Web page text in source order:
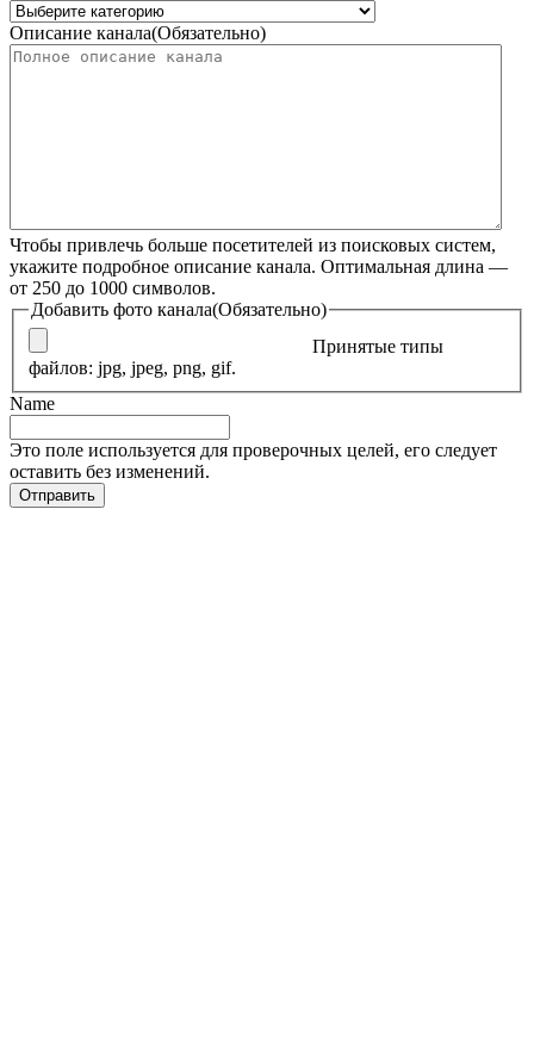
Описание канала(Обязательно)
Чтобы привлечь больше посетителей из поисковых систем,
укажите подробное описание канала. Оптимальная длина —
от 250 до 1000 символов.
Добавить фото канала(Обязательно)
Принятые типы
файлов: jpg, jpeg, png, gif.
Name
Это поле используется для проверочных целей, его следует
оставить без изменений.